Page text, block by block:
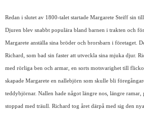
Redan i slutet av 1800-talet startade Margarete Steiff sin
Djuren blev snabbt populära bland barnen i trakten och
Margarete anställa sina bröder och brorsbarn i företaget.
Richard, som bad sin faster att utveckla sina mjuka djur.
med rörliga ben och armar, en sorts motsvarighet till
skapade Margarete en nallebjörn som skulle bli
teddybjörnar. Nallen hade något längre nos, längre
stoppad med träull. Richard tog året därpå med sig den